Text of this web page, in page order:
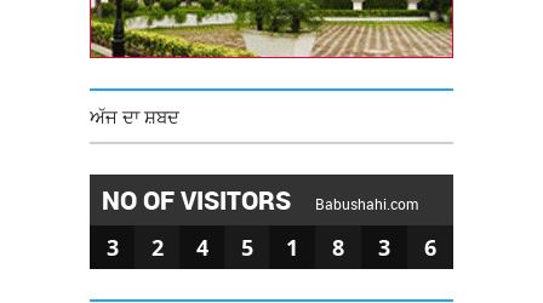
ਅੱਜ ਦਾ ਸ਼ਬਦ
NO OF VISITORS Babushahi.com
3 2 4 5 1 8 3 6